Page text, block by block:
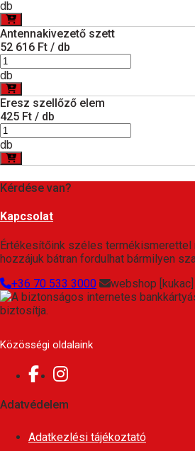
db
Antennakivezető szett
52 616 Ft / db
db
Eresz szellőző elem
425 Ft / db
db
Kérdése van?
Kapcsolat
Értékesítőink széles termékismerettel
hozzájuk bátran fordulhat bármilyen
+36 70 533 3000
webshop [kukac]
Közösségi oldalaink
Adatvédelem
Adatkezlési tájékoztató